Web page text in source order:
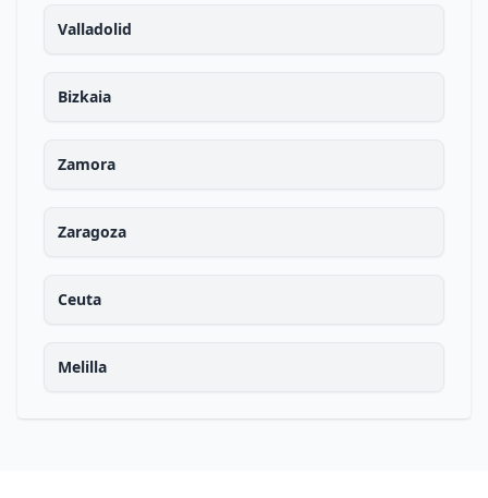
Valladolid
Bizkaia
Zamora
Zaragoza
Ceuta
Melilla